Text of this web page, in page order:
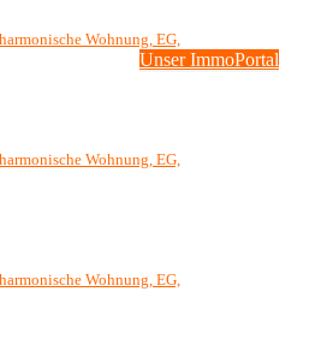
Unser ImmoPortal